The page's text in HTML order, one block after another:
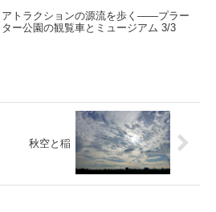
アトラクションの源流を歩く――プラー
ター公園の観覧車とミュージアム 3/3
秋空と稲